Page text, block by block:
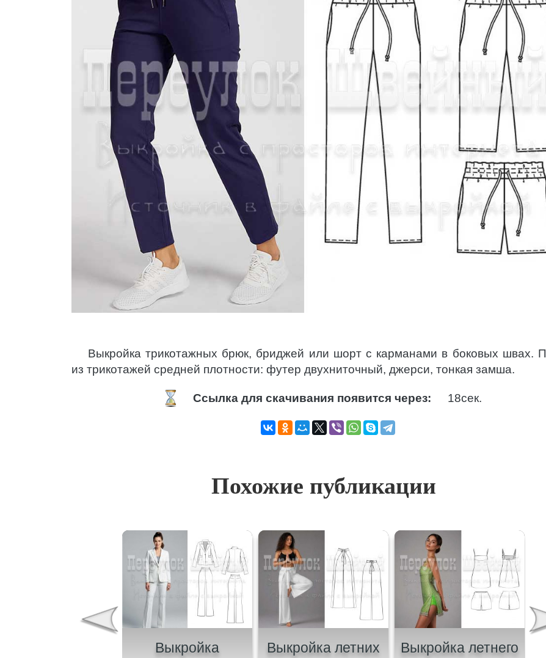
Выкройка трикотажных брюк, бриджей или шорт с карманами в боковых швах.
из трикотажей средней плотности: футер двухниточный, джерси, тонкая замша.
Ссылка для скачивания появится через: 17сек.
Похожие публикации
Выкройка
Выкройка летних
Выкройка летнего